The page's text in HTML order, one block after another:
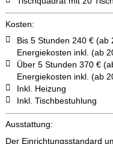
Kosten:
Bis 5 Stunden 240 € (ab
Energiekosten inkl. (ab
Über 5 Stunden 370 €
Energiekosten inkl. (ab
Inkl. Heizung
Inkl. Tischbestuhlung
Ausstattung:
Der Einrichtungsstandard